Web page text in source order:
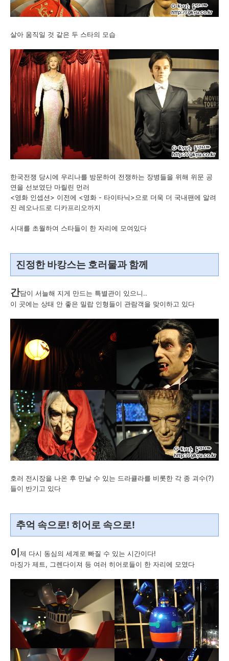
살아 움직일 것 같은 두 스타의 모습
한국전쟁 당시에 우리나를 방문하여 전쟁하는 장병들을 위해 위문 공
연을 선보였단 마릴린 먼러
<영화 인셉션> 이전에 <영화 - 타이타닉>으로 더욱 더 국내팬에 알려
진 레오나드로 디카프리오까지
시대를 초월하여 스타들이 한 자리에 모여있다
진정한 바캉스는 호러물과 함께
간담이 서늘해 지게 만드는 특별관이 있으니..
이 곳에는 상태 안 좋은 밀랍 인형들이 관람객을 맞이하고 있다
호러 전시장을 나온 후 만날 수 있는 드라큘라를 비롯한 각 종 괴수(?)
들이 반기고 있다
추억 속으로! 히어로 속으로!
이제 다시 동심의 세계로 빠질 수 있는 시간이다!
마징가 제트, 그렌다이져 등 여러 히어로들이 한 자리에 모였다